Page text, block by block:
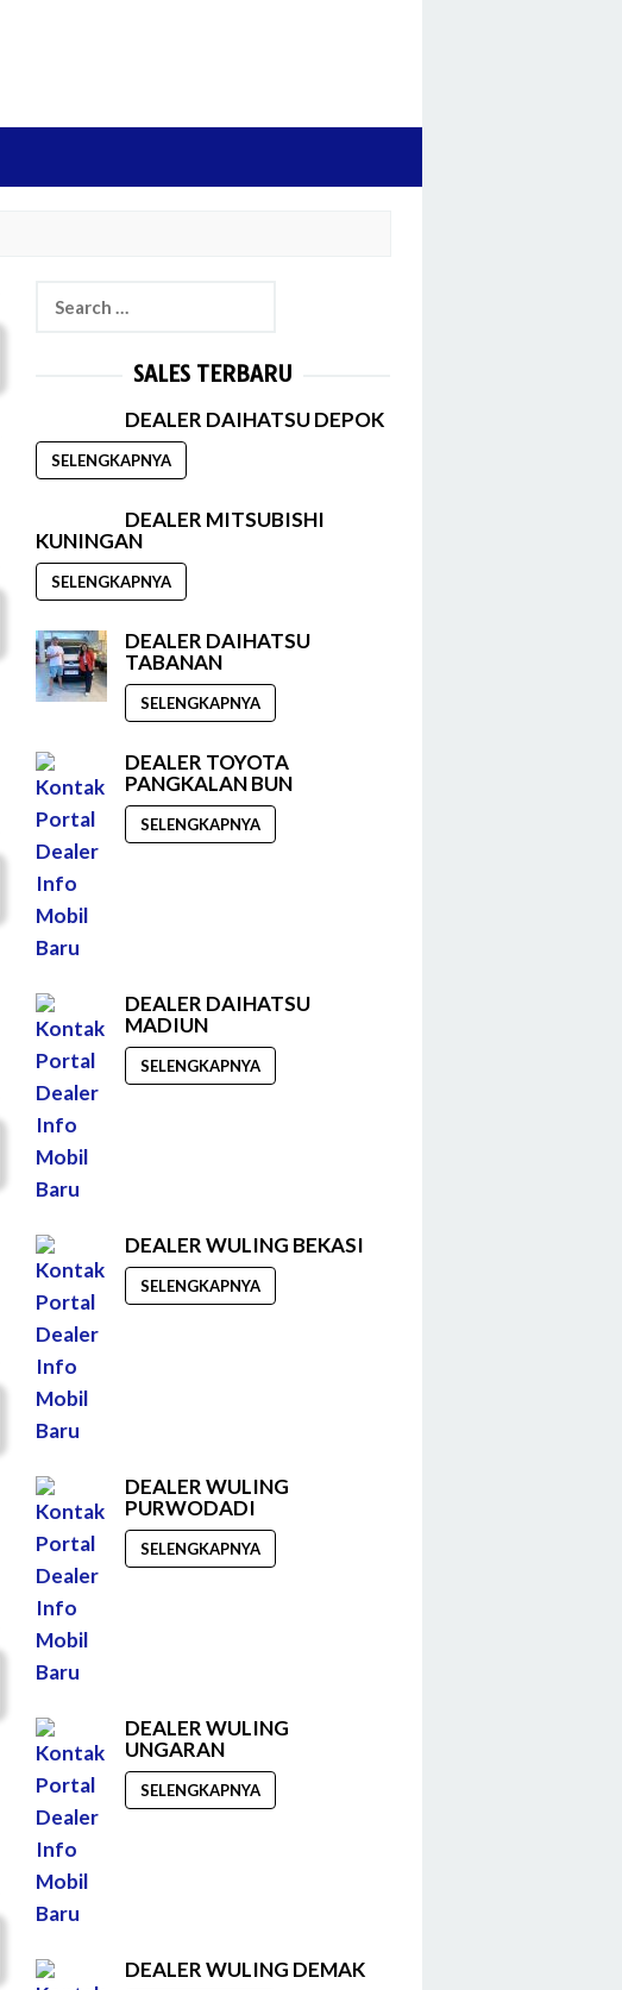
SALES TERBARU
DEALER DAIHATSU DEPOK
SELENGKAPNYA
DEALER MITSUBISHI
KUNINGAN
SELENGKAPNYA
DEALER DAIHATSU
TABANAN
SELENGKAPNYA
DEALER TOYOTA
PANGKALAN BUN
SELENGKAPNYA
DEALER DAIHATSU
MADIUN
SELENGKAPNYA
DEALER WULING BEKASI
SELENGKAPNYA
DEALER WULING
PURWODADI
SELENGKAPNYA
DEALER WULING
UNGARAN
SELENGKAPNYA
DEALER WULING DEMAK